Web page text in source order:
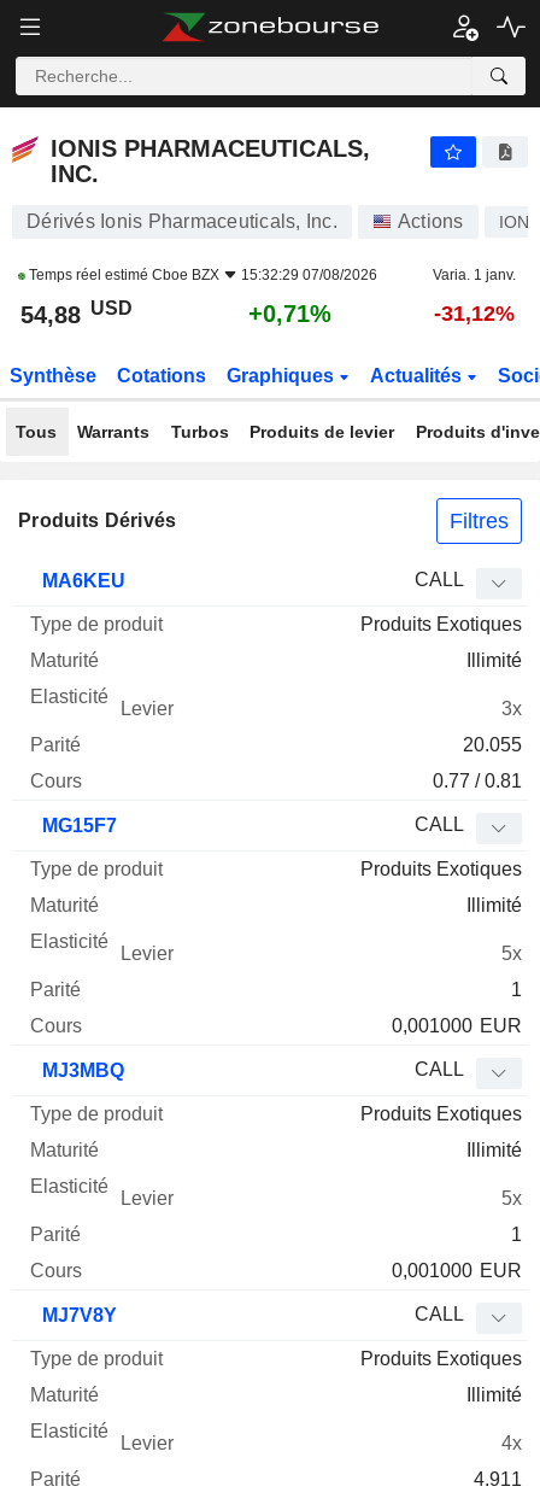
IONIS PHARMACEUTICALS,
INC.
Dérivés Ionis Pharmaceuticals, Inc. Actions IONS
Temps réel estimé Cboe BZX 15:32:29 07/08/2026 Varia. 1 janv.
54,88 USD +0,71% -31,12%
Synthèse Cotations Graphiques Actualités
Tous Warrants Turbos Produits de levier Produits
Produits Dérivés Filtres
Mnemo Type produit
Elasticité Levier Parité
MA6KEU CALL
Produits Exotiques
Illimité
3x
20.055
0.77 / 0.81
MG15F7 CALL
Produits Exotiques
Illimité
5x
1
0,001000 EUR
MJ3MBQ CALL
Produits Exotiques
Illimité
5x
1
0,001000 EUR
MJ7V8Y CALL
Produits Exotiques
Illimité
4x
4.911